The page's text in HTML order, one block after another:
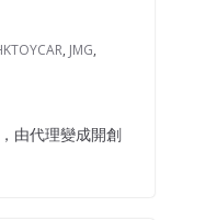
, JMG,
由代理變成開創